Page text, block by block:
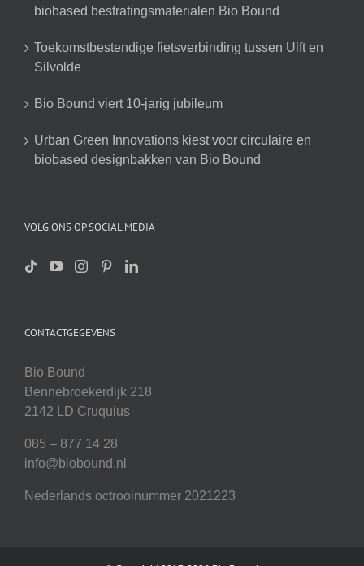
biobased bestratingsmaterialen Bio Bound
Toekomstbestendige fietsverbinding tussen Ulft en
Silvolde
Bio Bound viert 10-jarig jubileum
Urban Green Innovations kiest voor circulaire en
biobased designbakken van Bio Bound
VOLG ONS OP SOCIAL MEDIA
CONTACTGEGEVENS
Bio Bound
Bennebroekerdijk 218
2142 LD Cruquius
085 – 877 14 28
info@biobound.nl
Nederlands octrooinummer 2021223